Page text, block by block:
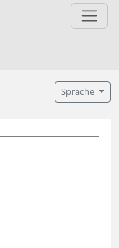
Sprache